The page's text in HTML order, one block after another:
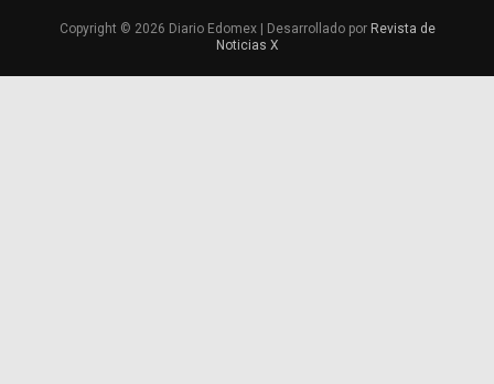
Copyright © 2026 Diario Edomex | Desarrollado por Revista de
Noticias X